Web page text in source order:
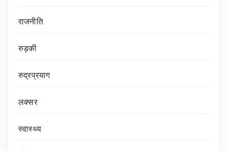
राजनीति
रुड़की
रुद्रप्रयाग
लक्सर
स्वास्थ्य